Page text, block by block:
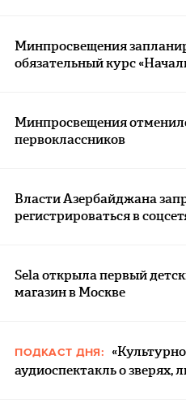
Минпросвещения
обязательный курс
Минпросвещения
первоклассников
Власти Азербайджана
регистрироваться в
Sela открыла первый
магазин в Москве
ПОДКАСТ ДНЯ:
аудиоспектакль о зверях,